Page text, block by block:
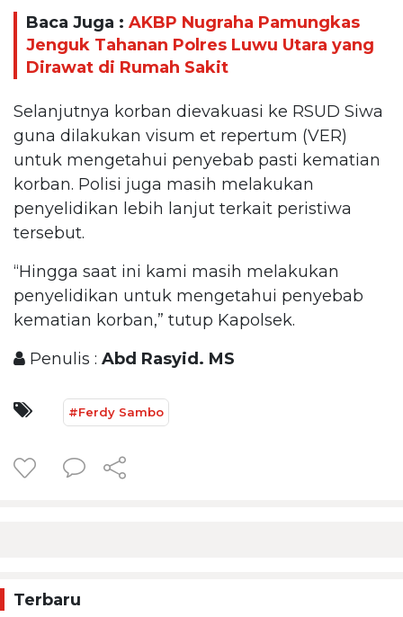
Baca Juga : AKBP Nugraha Pamungkas
Jenguk Tahanan Polres Luwu Utara yang
Dirawat di Rumah Sakit
Selanjutnya korban dievakuasi ke RSUD Siwa
guna dilakukan visum et repertum (VER)
untuk mengetahui penyebab pasti kematian
korban. Polisi juga masih melakukan
penyelidikan lebih lanjut terkait peristiwa
tersebut.
“Hingga saat ini kami masih melakukan
penyelidikan untuk mengetahui penyebab
kematian korban,” tutup Kapolsek.
Penulis : Abd Rasyid. MS
#Ferdy Sambo
Terbaru